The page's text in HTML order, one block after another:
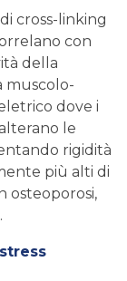
cross-linking
con
della
muscolo-
dove i
le
rigidità
più alti di
osteoporosi,
.